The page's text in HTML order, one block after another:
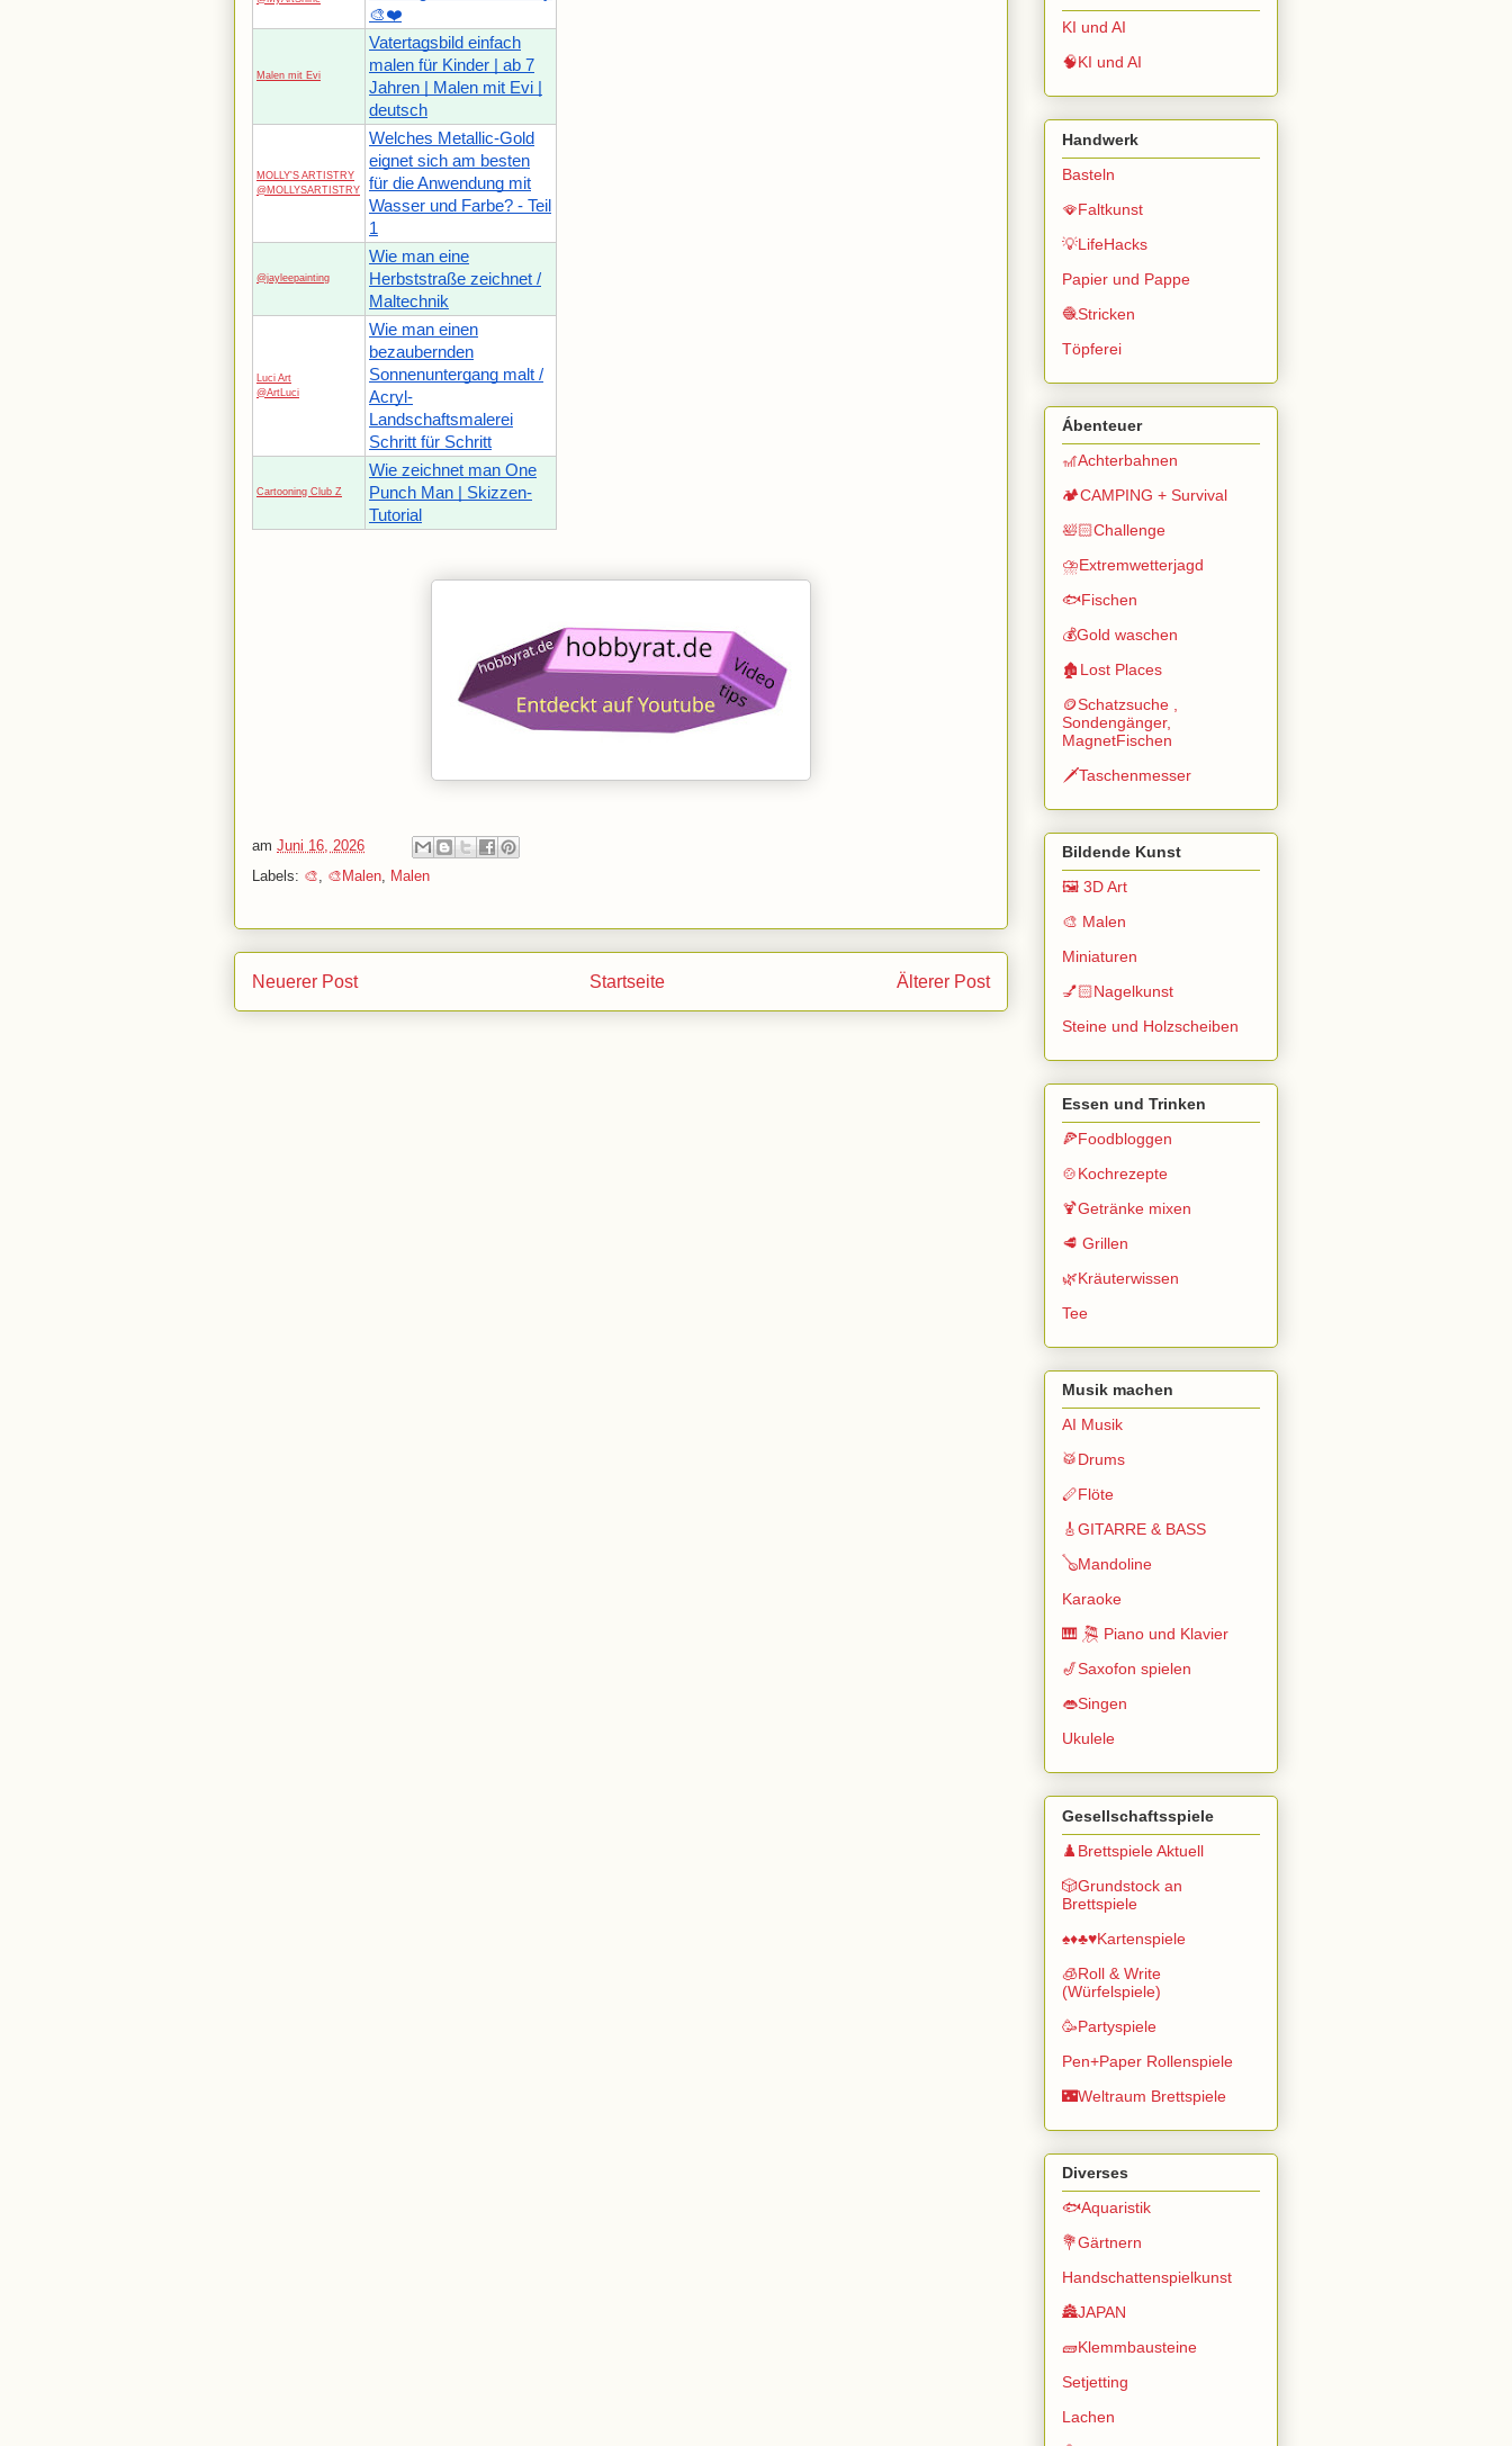
🎨❤️
Malen mit Evi
Vatertagsbild einfach
malen für Kinder | ab 7
Jahren | Malen mit Evi |
deutsch
MOLLY'S ARTISTRY
@MOLLYSARTISTRY
Welches Metallic-Gold
eignet sich am besten
für die Anwendung mit
Wasser und Farbe? - Teil
1
@jayleepainting
Wie man eine
Herbststraße zeichnet /
Maltechnik
Luci Art
@ArtLuci
Wie man einen
bezaubernden
Sonnenuntergang malt /
Acryl-
Landschaftsmalerei
Schritt für Schritt
Cartooning Club Z
Wie zeichnet man One
Punch Man | Skizzen-
Tutorial
am Juni 16, 2026
Labels: 🎨 🎨Malen Malen
Neuerer Post Älterer Post
Startseite
KI und AI
🧠KI und AI
Handwerk
Basteln
🪭Faltkunst
💡LifeHacks
Papier und Pappe
🧶Stricken
Töpferei
Ábenteuer
🎢Achterbahnen
🏕️CAMPING + Survival
🛀🏻Challenge
⛈️Extremwetterjagd
🐟Fischen
💰Gold waschen
🏚️Lost Places
🪙Schatzsuche ,
Sondengänger,
MagnetFischen
🗡️Taschenmesser
Bildende Kunst
🖼️ 3D Art
🎨 Malen
Miniaturen
💅🏻Nagelkunst
Steine und Holzscheiben
Essen und Trinken
🍕Foodbloggen
🍲Kochrezepte
🍹Getränke mixen
🥩 Grillen
🌿Kräuterwissen
Tee
Musik machen
AI Musik
🥁Drums
🪈Flöte
🎸GITARRE & BASS
🪕Mandoline
Karaoke
🎹 🎘 Piano und Klavier
🎷Saxofon spielen
👄Singen
Ukulele
Gesellschaftsspiele
♟️Brettspiele Aktuell
🎲Grundstock an
Brettspiele
♠️♦️♣️♥️Kartenspiele
🧊Roll & Write
(Würfelspiele)
🥳Partyspiele
Pen+Paper Rollenspiele
🌃Weltraum Brettspiele
Diverses
🐟Aquaristik
💐Gärtnern
Handschattenspielkunst
🏯JAPAN
🧱Klemmbausteine
Setjetting
Lachen